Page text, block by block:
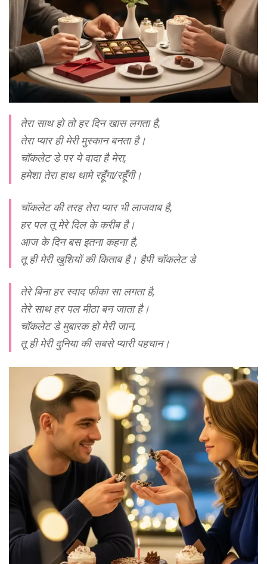
तेरा साथ हो तो हर दिन खास लगता है,
तेरा प्यार ही मेरी मुस्कान बनता है।
चॉकलेट डे पर ये वादा है मेरा,
हमेशा तेरा हाथ थामे रहूँगा/रहूँगी।
चॉकलेट की तरह तेरा प्यार भी लाजवाब है,
हर पल तू मेरे दिल के करीब है।
आज के दिन बस इतना कहना है,
तू ही मेरी खुशियों की किताब है। हैपी चॉकलेट डे
तेरे बिना हर स्वाद फीका सा लगता है,
तेरे साथ हर पल मीठा बन जाता है।
चॉकलेट डे मुबारक हो मेरी जान,
तू ही मेरी दुनिया की सबसे प्यारी पहचान।